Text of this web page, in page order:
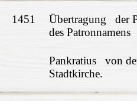
1451
Übertragung der
des Patronnamens
Pankratius von
Stadtkirche.